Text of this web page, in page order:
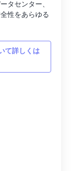
タセンター、
性をあらゆる
て詳しくは